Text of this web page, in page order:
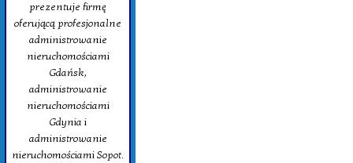
prezentuje firmę
oferującą profesjonalne
administrowanie
nieruchomościami
Gdańsk,
administrowanie
nieruchomościami
Gdynia i
administrowanie
nieruchomościami Sopot.